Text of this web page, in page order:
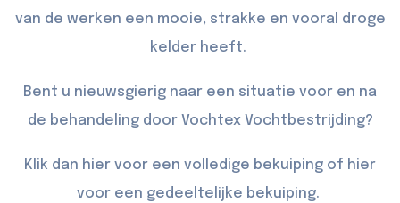
van de werken een mooie, strakke en vooral droge
kelder heeft.
Bent u nieuwsgierig naar een situatie voor en na
de behandeling door Vochtex Vochtbestrijding?
Klik dan hier voor een volledige bekuiping of hier
voor een gedeeltelijke bekuiping.